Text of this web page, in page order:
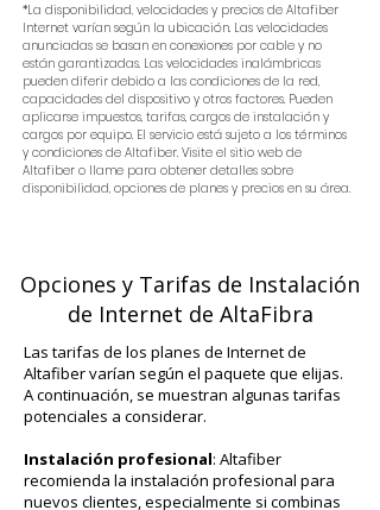
*La disponibilidad, velocidades y precios de Altafiber
Internet varían según la ubicación. Las velocidades
anunciadas se basan en conexiones por cable y no
están garantizadas. Las velocidades inalámbricas
pueden diferir debido a las condiciones de la red,
capacidades del dispositivo y otros factores. Pueden
aplicarse impuestos, tarifas, cargos de instalación y
cargos por equipo. El servicio está sujeto a los términos
y condiciones de Altafiber. Visite el sitio web de
Altafiber o llame para obtener detalles sobre
disponibilidad, opciones de planes y precios en su área.
Opciones y Tarifas de Instalación
de Internet de AltaFibra
Las tarifas de los planes de Internet de
Altafiber varían según el paquete que elijas.
A continuación, se muestran algunas tarifas
potenciales a considerar.
Instalación profesional: Altafiber
recomienda la instalación profesional para
nuevos clientes, especialmente si combinas